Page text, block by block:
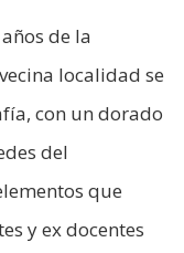
de la
localidad se
con un dorado
del
que
y ex docentes